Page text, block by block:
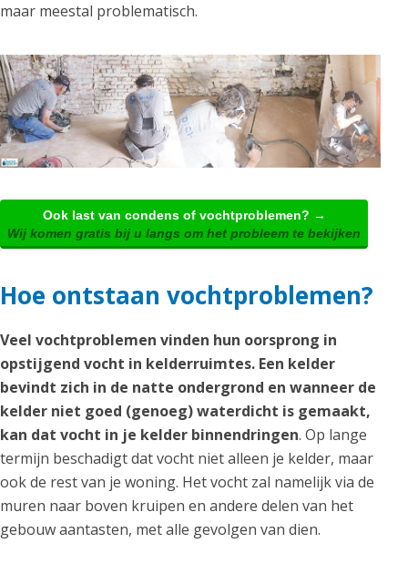
maar meestal problematisch.
Ook last van condens of vochtproblemen? →
Wij komen gratis bij u langs om het probleem te bekijken
Hoe ontstaan vochtproblemen?
Veel vochtproblemen vinden hun oorsprong in
opstijgend vocht in kelderruimtes. Een kelder
bevindt zich in de natte ondergrond en wanneer de
kelder niet goed (genoeg) waterdicht is gemaakt,
kan dat vocht in je kelder binnendringen. Op lange
termijn beschadigt dat vocht niet alleen je kelder, maar
ook de rest van je woning. Het vocht zal namelijk via de
muren naar boven kruipen en andere delen van het
gebouw aantasten, met alle gevolgen van dien.